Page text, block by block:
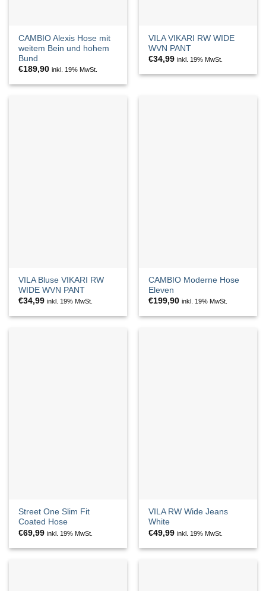
CAMBIO Alexis Hose mit
weitem Bein und hohem
Bund
€189,90 inkl. 19% MwSt.
VILA VIKARI RW WIDE
WVN PANT
€34,99 inkl. 19% MwSt.
VILA Bluse VIKARI RW
WIDE WVN PANT
€34,99 inkl. 19% MwSt.
CAMBIO Moderne Hose
Eleven
€199,90 inkl. 19% MwSt.
Street One Slim Fit
Coated Hose
€69,99 inkl. 19% MwSt.
VILA RW Wide Jeans
White
€49,99 inkl. 19% MwSt.